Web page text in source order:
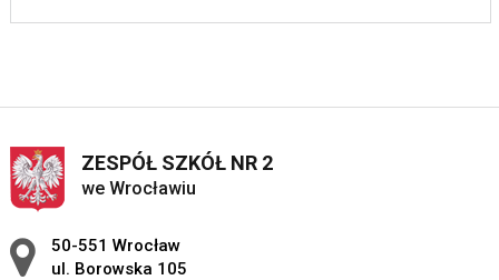
ZESPÓŁ SZKÓŁ NR 2
we Wrocławiu
Adres pocztowy:
50-551 Wrocław
ul. Borowska 105